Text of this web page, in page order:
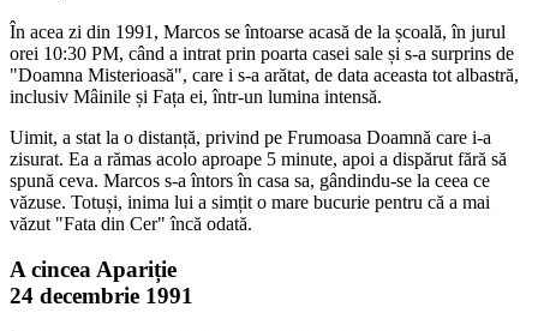
În acea zi din 1991, Marcos se întoarse acasă de la școală, în jurul
orei 10:30 PM, când a intrat prin poarta casei sale și s-a surprins de
"Doamna Misterioasă", care i s-a arătat, de data aceasta tot albastră,
inclusiv Mâinile și Fața ei, într-un lumina intensă.
Uimit, a stat la o distanță, privind pe Frumoasa Doamnă care i-a
zisurat. Ea a rămas acolo aproape 5 minute, apoi a dispărut fără să
spună ceva. Marcos s-a întors în casa sa, gândindu-se la ceea ce
văzuse. Totuși, inima lui a simțit o mare bucurie pentru că a mai
văzut "Fata din Cer" încă odată.
A cincea Apariție
24 decembrie 1991